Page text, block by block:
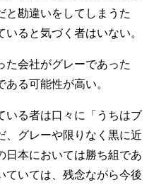
と勘違いをしてしまうた
ると気づく者はいない。
た会社がグレーであった
る可能性が高い。
いる者は口々に「うちはブ
、グレーや限りなく黒に近
日本においては勝ち組であ
ていては、残念ながら今後